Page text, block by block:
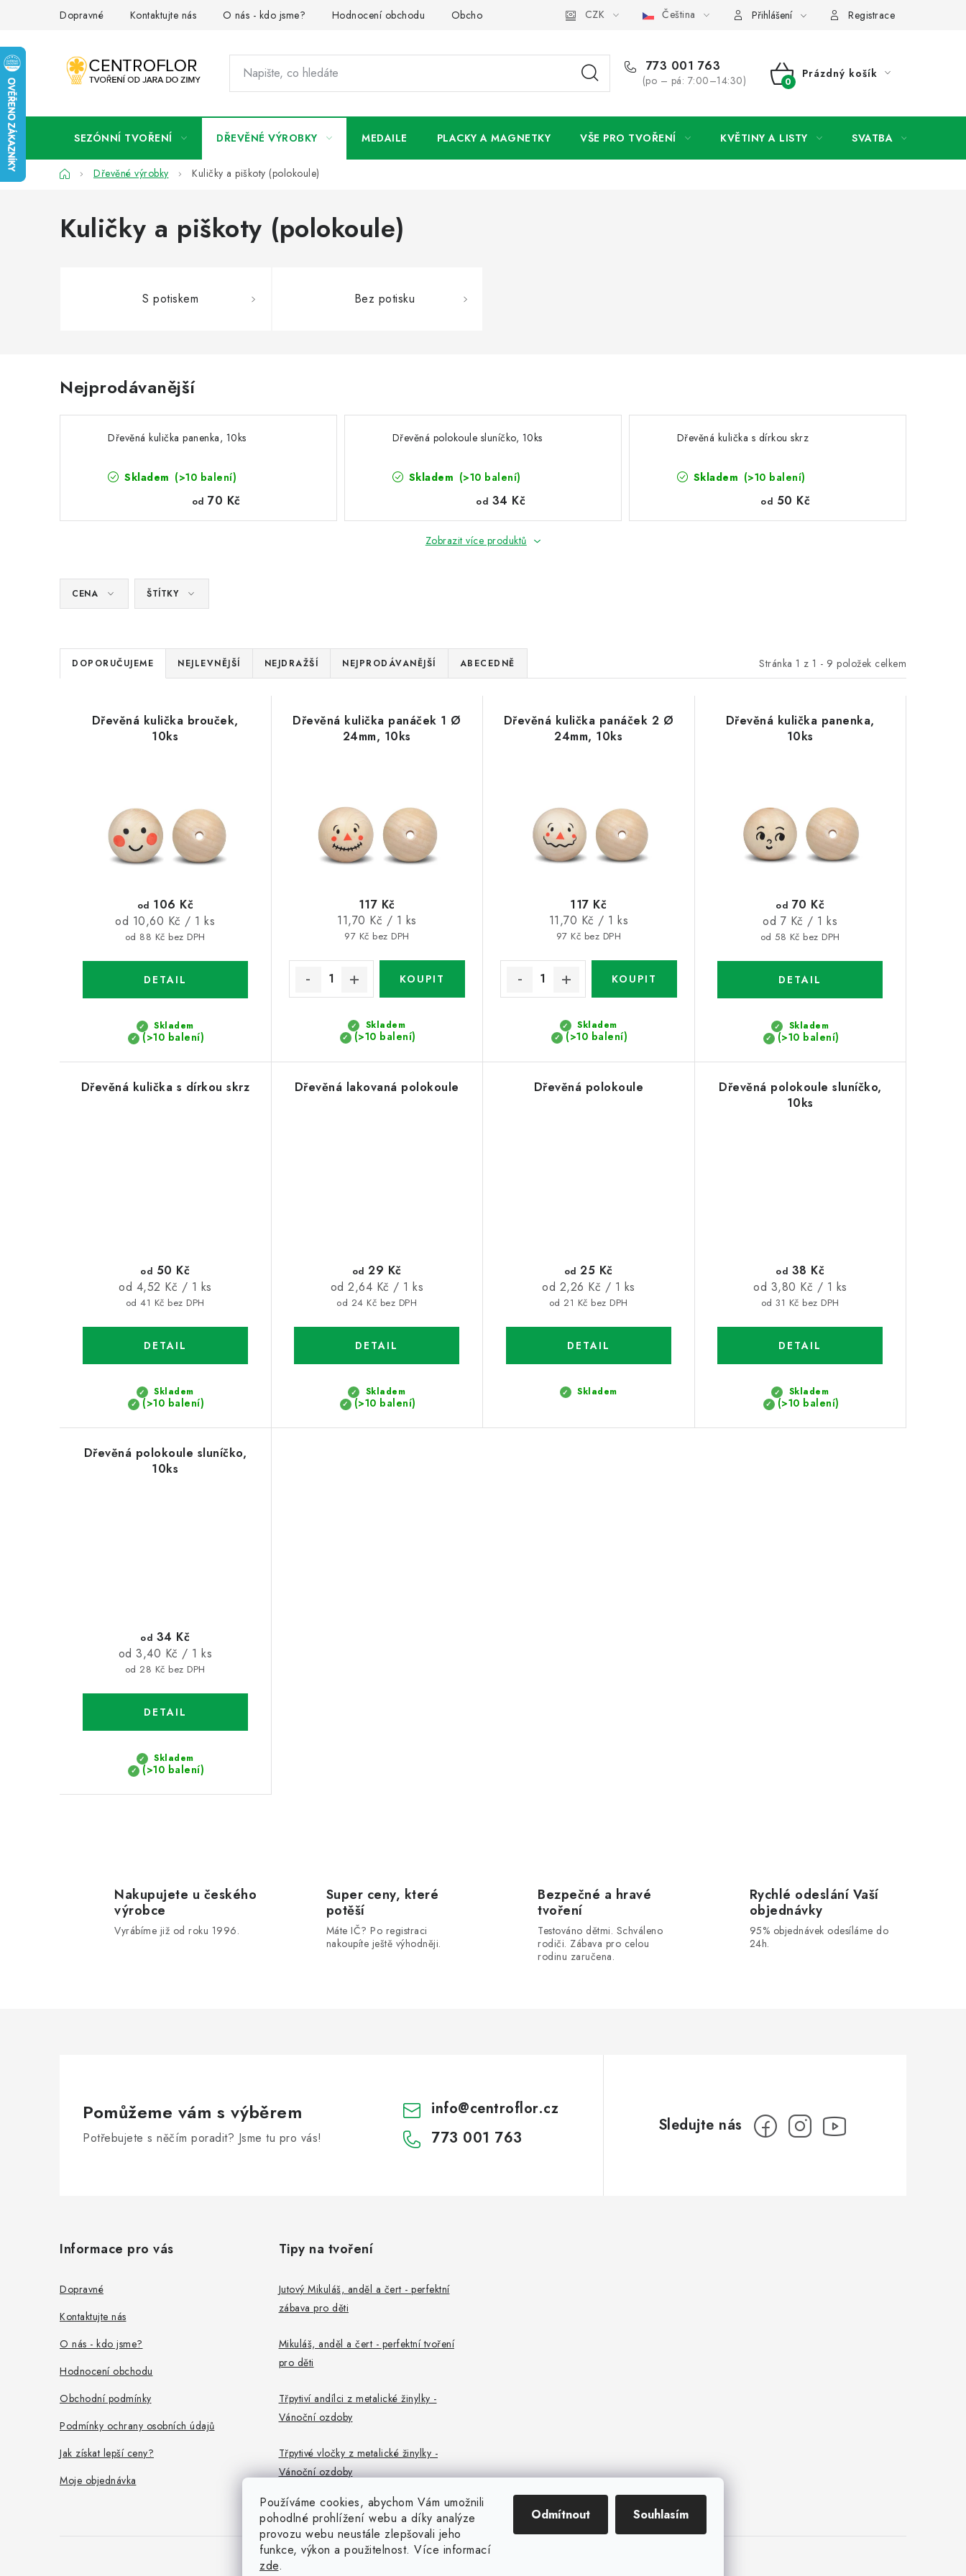
Používáme cookies, abychom Vám umožnili
pohodlné prohlížení webu a díky analýze
provozu webu neustále zlepšovali jeho
funkce, výkon a použitelnost. Více informací
zde.
Odmítnout Souhlasím
Dopravné Kontaktujte nás O nás - kdo jsme? Hodnocení obchodu Obchodní podmínky Podmínky ochrany osobních údajů Jak získat lepší ceny? Moje objednávka
CZK Čeština Přihlášení Registrace
773 001 763
(po – pá: 7:00–14:30)
NÁKUPNÍ
Prázdný košík
SEZÓNNÍ TVOŘENÍ DŘEVĚNÉ VÝROBKY MEDAILE PLACKY A MAGNETKY VŠE PRO TVOŘENÍ KVĚTINY A LISTY SVATBA
DomůDřevěné výrobky Kuličky a piškoty (polokoule)
Kuličky a piškoty (polokoule)
S potiskem Bez potisku
Nejprodávanější
Dřevěná kulička panenka, 10ks
Skladem (>10 balení)
od 70 Kč
Dřevěná polokoule sluníčko, 10ks
Skladem (>10 balení)
od 34 Kč
Dřevěná kulička s dírkou skrz
Skladem (>10 balení)
od 50 Kč
Zobrazit více produktů
CENA ŠTÍTKY
Stránka 1 z 1 - 9 položek celkem
Ř
a
DOPORUČUJEME NEJLEVNĚJŠÍ NEJDRAŽŠÍ NEJPRODÁVANĚJŠÍ ABECEDNĚ
Dřevěná kulička brouček,
10ks
Skladem
(>10 balení)
od 88 Kč bez DPH
od 106 Kč
Měrná
cena:
od 10,60 Kč / 1 ks
Dřevěná kulička panáček 1 Ø
24mm, 10ks
Skladem
(>10 balení)
97 Kč bez DPH
117 Kč
Měrná
cena:
11,70 Kč / 1 ks
Dřevěná kulička panáček 2 Ø
24mm, 10ks
Skladem
(>10 balení)
97 Kč bez DPH
117 Kč
Měrná
cena:
11,70 Kč / 1 ks
Dřevěná kulička panenka,
10ks
Skladem
(>10 balení)
od 58 Kč bez DPH
od 70 Kč
Měrná
cena:
od 7 Kč / 1 ks
Dřevěná kulička s dírkou skrz
Skladem
(>10 balení)
od 41 Kč bez DPH
od 50 Kč
Měrná
cena:
od 4,52 Kč / 1 ks
Dřevěná lakovaná polokoule
Skladem
(>10 balení)
od 24 Kč bez DPH
od 29 Kč
Měrná
cena:
od 2,64 Kč / 1 ks
Dřevěná polokoule
Skladem
od 21 Kč bez DPH
od 25 Kč
Měrná
cena:
od 2,26 Kč / 1 ks
Dřevěná polokoule sluníčko,
10ks
Skladem
(>10 balení)
od 31 Kč bez DPH
od 38 Kč
Měrná
cena:
od 3,80 Kč / 1 ks
Dřevěná polokoule sluníčko,
10ks
Skladem
(>10 balení)
od 28 Kč bez DPH
od 34 Kč
Měrná
cena:
od 3,40 Kč / 1 ks
s
u
Nakupujete u českého
výrobce
Vyrábíme již od roku 1996.
Super ceny, které
potěší
Máte IČ? Po registraci
nakoupíte ještě výhodněji.
Bezpečné a hravé
tvoření
Testováno dětmi. Schváleno
rodiči. Zábava pro celou
rodinu zaručena.
Rychlé odeslání Vaší
objednávky
95% objednávek odesíláme do
24h.
Pomůžeme vám s výběrem
Potřebujete s něčím poradit? Jsme tu pro vás!
info@centroflor.cz
773 001 763
Informace pro vás
Dopravné
Kontaktujte nás
O nás - kdo jsme?
Hodnocení obchodu
Obchodní podmínky
Podmínky ochrany osobních údajů
Jak získat lepší ceny?
Moje objednávka
Tipy na tvoření
Jutový Mikuláš, anděl a čert - perfektní
zábava pro děti
Mikuláš, anděl a čert - perfektní tvoření
pro děti
Třpytiví andílci z metalické žinylky -
Vánoční ozdoby
Třpytivé vločky z metalické žinylky -
Vánoční ozdoby